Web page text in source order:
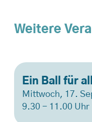
Weitere
Ein Ball für
Mittwoch, 17.
9.30 - 11.00 Uhr